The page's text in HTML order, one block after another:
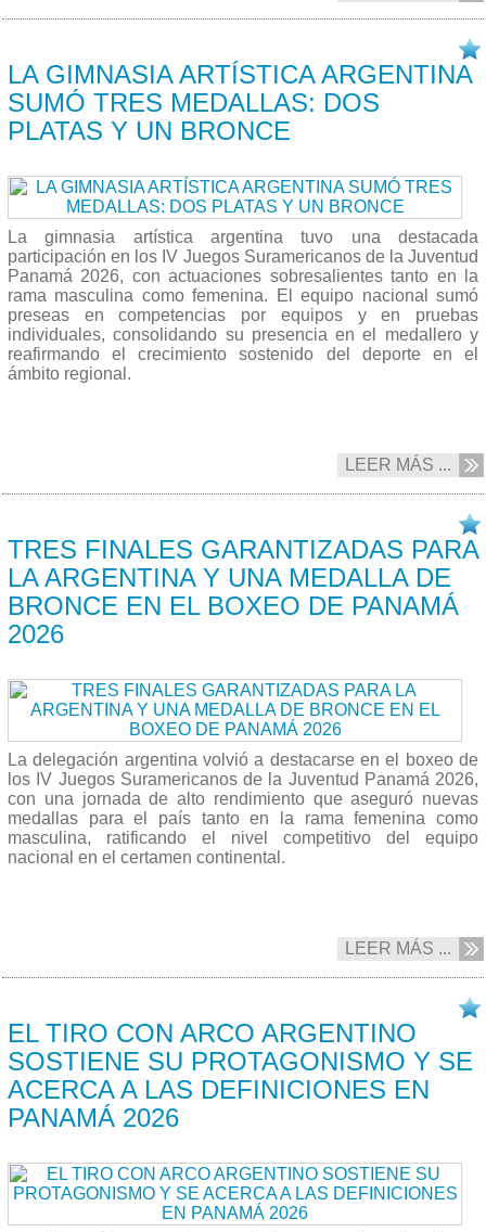
LA GIMNASIA ARTÍSTICA ARGENTINA
SUMÓ TRES MEDALLAS: DOS
PLATAS Y UN BRONCE
La gimnasia artística argentina tuvo una destacada
participación en los IV Juegos Suramericanos de la Juventud
Panamá 2026, con actuaciones sobresalientes tanto en la
rama masculina como femenina. El equipo nacional sumó
preseas en competencias por equipos y en pruebas
individuales, consolidando su presencia en el medallero y
reafirmando el crecimiento sostenido del deporte en el
ámbito regional.
LEER MÁS ...
TRES FINALES GARANTIZADAS PARA
LA ARGENTINA Y UNA MEDALLA DE
BRONCE EN EL BOXEO DE PANAMÁ
2026
La delegación argentina volvió a destacarse en el boxeo de
los IV Juegos Suramericanos de la Juventud Panamá 2026,
con una jornada de alto rendimiento que aseguró nuevas
medallas para el país tanto en la rama femenina como
masculina, ratificando el nivel competitivo del equipo
nacional en el certamen continental.
LEER MÁS ...
EL TIRO CON ARCO ARGENTINO
SOSTIENE SU PROTAGONISMO Y SE
ACERCA A LAS DEFINICIONES EN
PANAMÁ 2026